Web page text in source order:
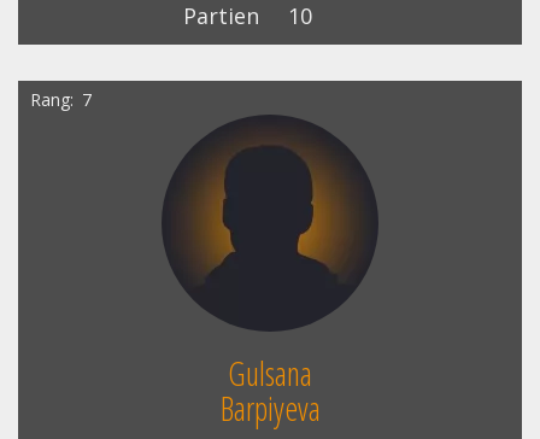
Partien
10
Rang 7
Gulsana
Barpiyeva